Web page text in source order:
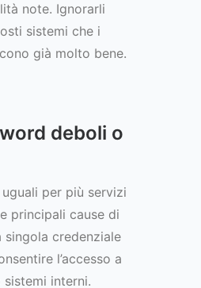
note. Ignorarli
sistemi che i
già molto bene.
deboli o
per più servizi
principali cause di
singola credenziale
l’accesso a
interni.